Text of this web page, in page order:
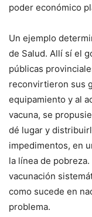
poder económico
Un ejemplo
de Salud. Allí sí el
públicas
reconvirtieron sus
equipamiento y al
vacuna, se
dé lugar y
impedimentos, en
la línea de
vacunación
como sucede en
problema.